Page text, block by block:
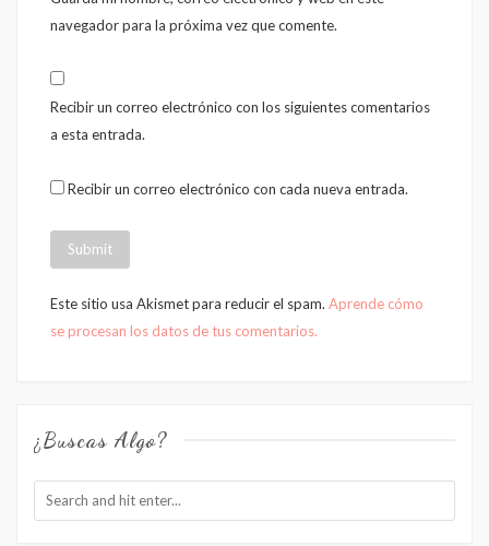
navegador para la próxima vez que comente.
Recibir un correo electrónico con los siguientes comentarios
a esta entrada.
Recibir un correo electrónico con cada nueva entrada.
Este sitio usa Akismet para reducir el spam. Aprende cómo
se procesan los datos de tus comentarios.
¿Buscas Algo?